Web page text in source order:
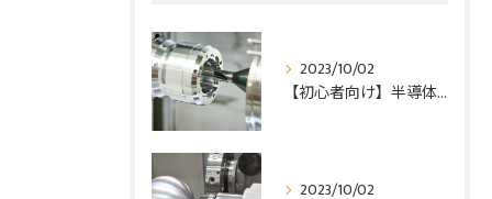
2023/10/02
【初心者向け】半導体部品の金属加工入門ガイド！基礎知識から実践まで解説
2023/10/02